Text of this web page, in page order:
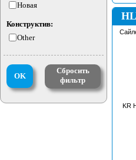
Новая
Конструктив:
Other
OK
Сбросить
фильтр
KR